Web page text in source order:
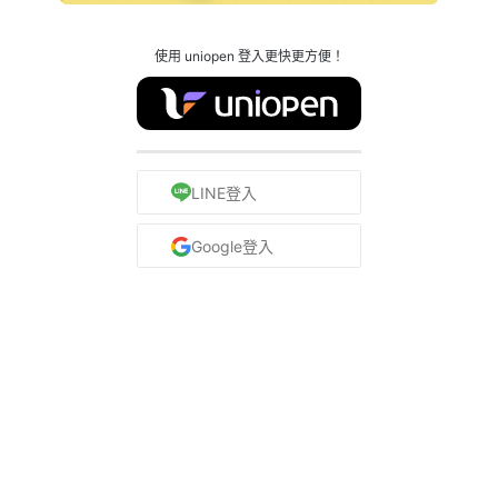
使用 uniopen 登入更快更方便！
LINE登入
Google登入